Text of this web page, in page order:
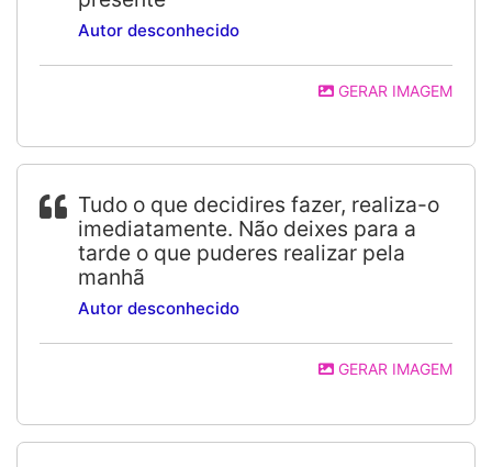
Autor desconhecido
GERAR IMAGEM
Tudo o que decidires fazer, realiza-o
imediatamente. Não deixes para a
tarde o que puderes realizar pela
manhã
Autor desconhecido
GERAR IMAGEM